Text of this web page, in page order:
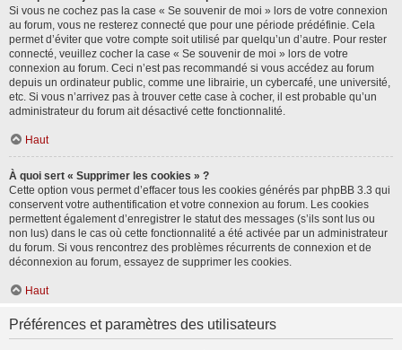
Si vous ne cochez pas la case « Se souvenir de moi » lors de votre connexion
au forum, vous ne resterez connecté que pour une période prédéfinie. Cela
permet d’éviter que votre compte soit utilisé par quelqu’un d’autre. Pour rester
connecté, veuillez cocher la case « Se souvenir de moi » lors de votre
connexion au forum. Ceci n’est pas recommandé si vous accédez au forum
depuis un ordinateur public, comme une librairie, un cybercafé, une université,
etc. Si vous n’arrivez pas à trouver cette case à cocher, il est probable qu’un
administrateur du forum ait désactivé cette fonctionnalité.
Haut
À quoi sert « Supprimer les cookies » ?
Cette option vous permet d’effacer tous les cookies générés par phpBB 3.3 qui
conservent votre authentification et votre connexion au forum. Les cookies
permettent également d’enregistrer le statut des messages (s’ils sont lus ou
non lus) dans le cas où cette fonctionnalité a été activée par un administrateur
du forum. Si vous rencontrez des problèmes récurrents de connexion et de
déconnexion au forum, essayez de supprimer les cookies.
Haut
Préférences et paramètres des utilisateurs